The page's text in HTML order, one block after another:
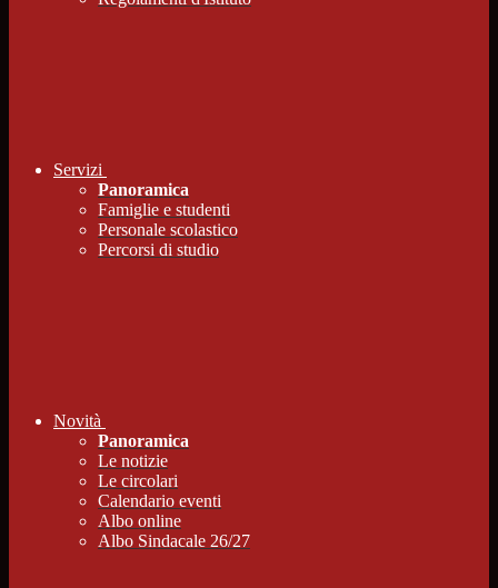
Servizi
Panoramica
Famiglie e studenti
Personale scolastico
Percorsi di studio
Novità
Panoramica
Le notizie
Le circolari
Calendario eventi
Albo online
Albo Sindacale 26/27